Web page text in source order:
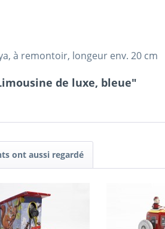
à remontoir, longeur env. 20 cm
de luxe, bleue"
ont aussi regardé